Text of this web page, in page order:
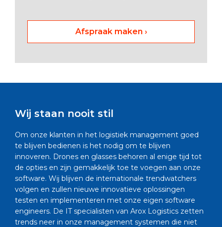
Afspraak maken ›
Wij staan nooit stil
Om onze klanten in het logistiek management goed
te blijven bedienen is het nodig om te blijven
innoveren. Drones en glasses behoren al enige tijd tot
de opties en zijn gemakkelijk toe te voegen aan onze
software. Wij blijven de internationale trendwatchers
volgen en zullen nieuwe innovatieve oplossingen
testen en implementeren met onze eigen software
engineers. De IT specialisten van Arox Logistics zetten
trends neer in onze management systemen die niet